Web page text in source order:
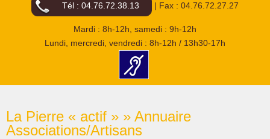
Tél : 04.76.72.38.13 | Fax : 04.76.72.27.27
Mardi : 8h-12h, samedi : 9h-12h
Lundi, mercredi, vendredi : 8h-12h / 13h30-17h
La Pierre « actif » » Annuaire
Associations/Artisans